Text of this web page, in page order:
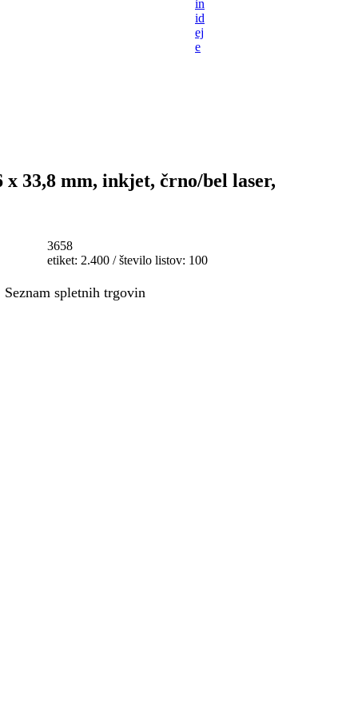
in
id
ej
e
33,8 mm, inkjet, črno/bel laser,
3658
etiket: 2.400 / število listov: 100